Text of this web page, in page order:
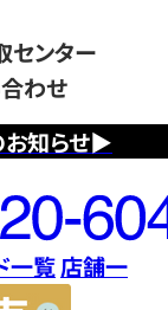
お知らせ▶
センター
わせ
一覧店舗一